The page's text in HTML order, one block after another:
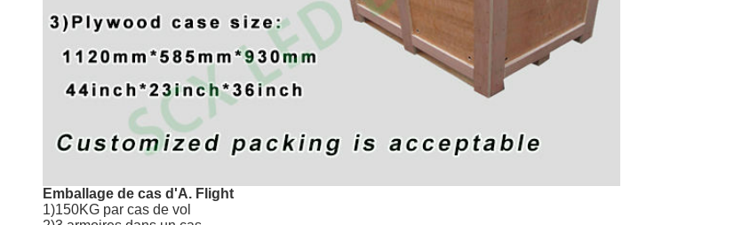
Emballage de cas d'A. Flight
1)150KG par cas de vol